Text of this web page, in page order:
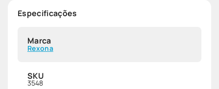
Especificações
Marca
Rexona
SKU
3548